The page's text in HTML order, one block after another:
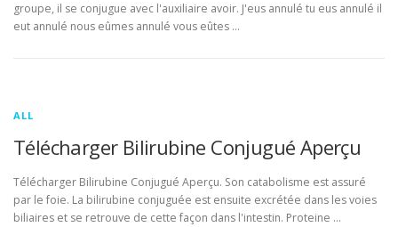
groupe, il se conjugue avec l'auxiliaire avoir. J'eus annulé tu eus annulé il
eut annulé nous eûmes annulé vous eûtes …
ALL
Télécharger Bilirubine Conjugué Aperçu
Télécharger Bilirubine Conjugué Aperçu. Son catabolisme est assuré
par le foie. La bilirubine conjuguée est ensuite excrétée dans les voies
biliaires et se retrouve de cette façon dans l'intestin. Proteine …